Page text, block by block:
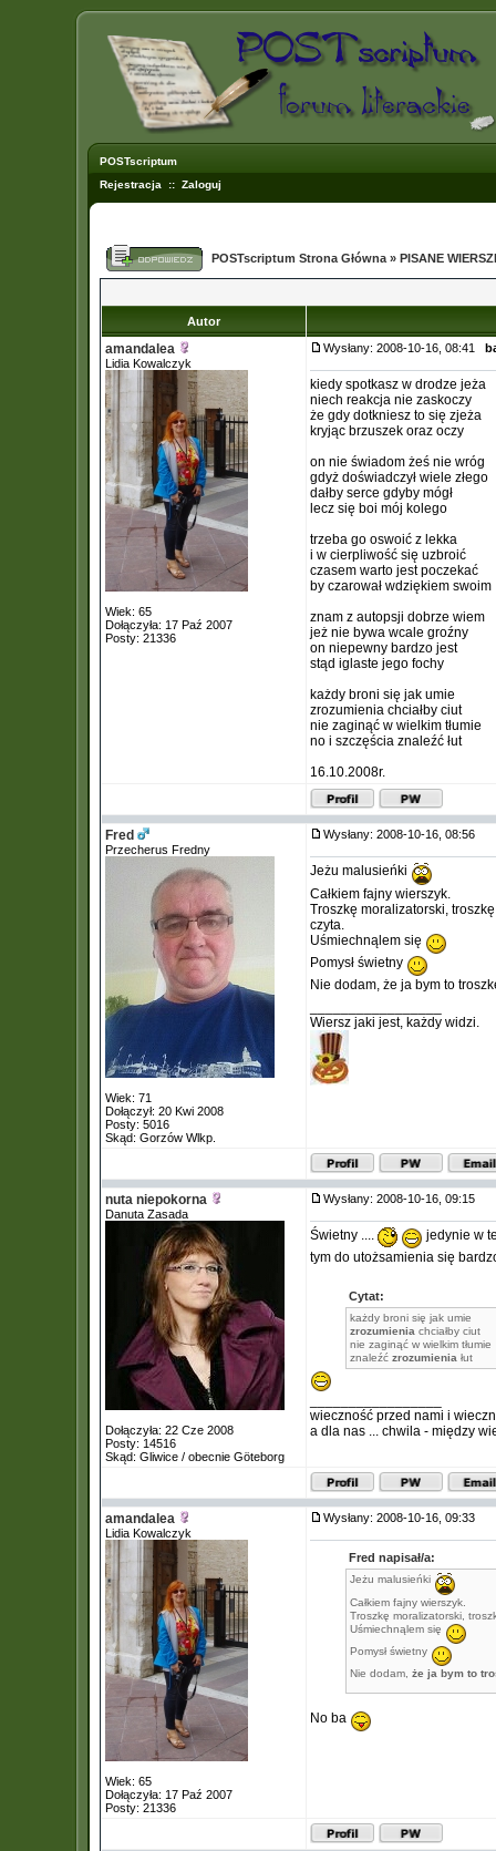
POSTscriptum
Rejestracja :: Zaloguj
POSTscriptum Strona Główna » PISANE
Autor
amandalea
Lidia Kowalczyk
Wiek: 65
Dołączyła: 17 Paź 2007
Posty: 21336
Wysłany: 2008-10-16, 08:41
kiedy spotkasz w drodze jeża
niech reakcja nie zaskoczy
że gdy dotkniesz to się zjeża
kryjąc brzuszek oraz oczy
on nie świadom żeś nie wróg
gdyż doświadczył wiele złego
dałby serce gdyby mógł
lecz się boi mój kolego
trzeba go oswoić z lekka
i w cierpliwość się uzbroić
czasem warto jest poczekać
by czarował wdziękiem swoim
znam z autopsji dobrze wiem
jeż nie bywa wcale groźny
on niepewny bardzo jest
stąd iglaste jego fochy
każdy broni się jak umie
zrozumienia chciałby ciut
nie zaginąć w wielkim tłumie
no i szczęścia znaleźć łut
16.10.2008r.
Fred
Przecherus Fredny
Wiek: 71
Dołączył: 20 Kwi 2008
Posty: 5016
Skąd: Gorzów Wlkp.
Wysłany: 2008-10-16, 08:56
Jeżu malusieńki
Całkiem fajny wierszyk.
Troszkę moralizatorski,
czyta.
Uśmiechnąlem się
Pomysł świetny
Nie dodam, że ja bym to
Wiersz jaki jest, każdy widzi.
nuta niepokorna
Danuta Zasada
Dołączyła: 22 Cze 2008
Posty: 14516
Skąd: Gliwice / obecnie Göteborg
Wysłany: 2008-10-16, 09:15
Świetny ....
jedynie w
tym do utożsamienia się
Cytat:
każdy broni się jak umie
zrozumienia chciałby ciut
nie zaginąć w wielkim tłumie
znaleźć zrozumienia łut
wieczność przed nami i
a dla nas ... chwila - między
amandalea
Lidia Kowalczyk
Wiek: 65
Dołączyła: 17 Paź 2007
Posty: 21336
Wysłany: 2008-10-16, 09:33
Fred napisał/a:
Jeżu malusieńki
Całkiem fajny wierszyk.
Troszkę moralizatorski,
Uśmiechnąlem się
Pomysł świetny
Nie dodam, że ja bym to
No ba